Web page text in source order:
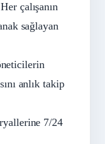
Her çalışanın
sağlayan
anlık takip
7/24